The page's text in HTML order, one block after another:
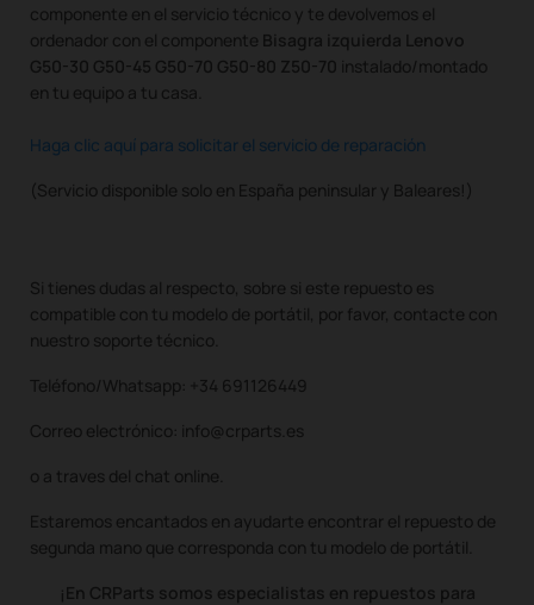
componente en el servicio técnico y te devolvemos el
ordenador con el componente Bisagra izquierda Lenovo
G50-30 G50-45 G50-70 G50-80 Z50-70 instalado/montado
en tu equipo a tu casa.
Haga clic aquí para solicitar el servicio de reparación
(Servicio disponible solo en España peninsular y Baleares!)
Si tienes dudas al respecto, sobre si este repuesto es
compatible con tu modelo de portátil, por favor, contacte con
nuestro soporte técnico.
Teléfono/Whatsapp: +34 691126449
Correo electrónico: info@crparts.es
o a traves del chat online.
Estaremos encantados en ayudarte encontrar el repuesto de
segunda mano que corresponda con tu modelo de portátil.
¡En CRParts somos especialistas en repuestos para